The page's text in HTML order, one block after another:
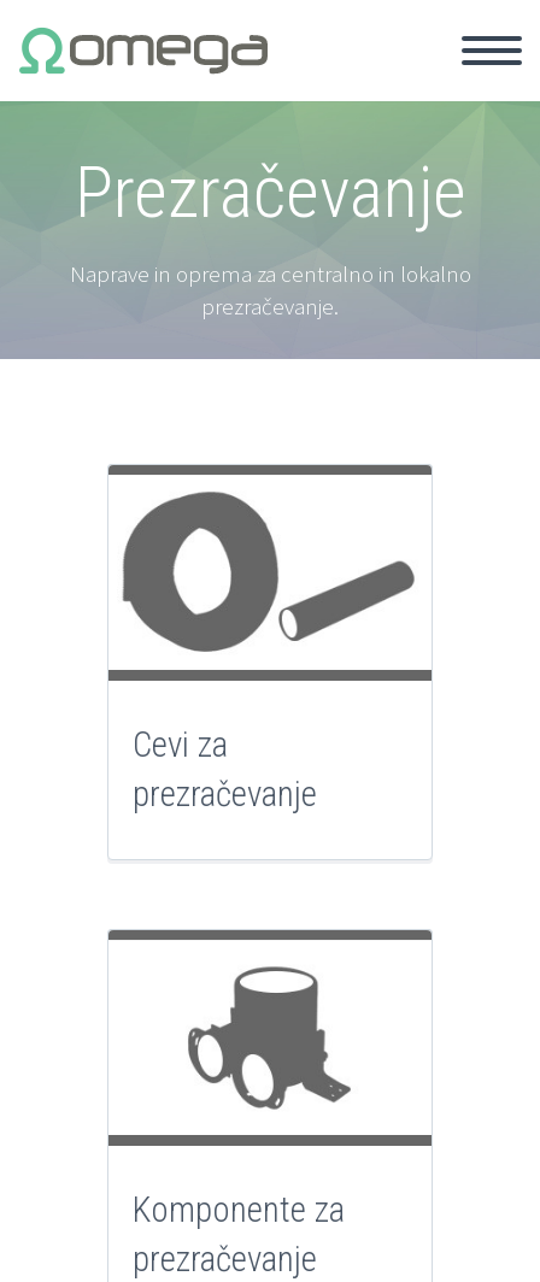
Prezračevanje
Naprave in oprema za centralno in lokalno
prezračevanje.
Cevi za
prezračevanje
Komponente za
prezračevanje